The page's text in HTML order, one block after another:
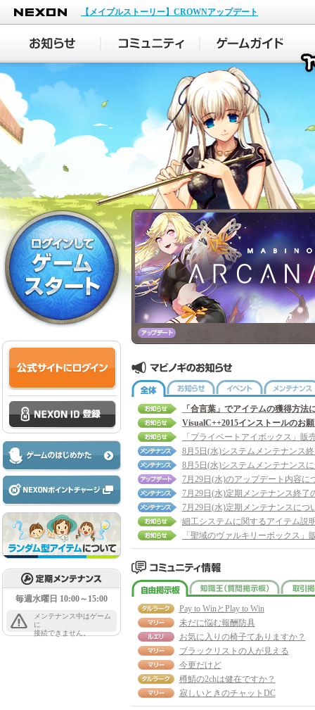
NEXON
【メイプルストーリー】CROWNアップデート
毎週水曜日 10:00～15:00
メンテナンス中はゲーム
に
接続できません。
全体 お知らせ イベント
「合言葉」でアイテムの獲得方法
VisualC++2015インストールのお
8月5日(水)システムメンテナンス
8月5日(水)システムメンテナンス
7月29日(水)のアップデート内容に
7月29日(水)定期メンテナンス終了
7月29日(水)定期メンテナンスにつ
細工システムに関するアイテム説
自由掲示板 知識
Pay to WinとPlay to Win
未だに悩む報酬防具
お気に入りの椅子てありますか？
ブラックリストの人が見える
今更だけど
樽鯖の2chは健在ですか？
寂しいときのチャットDC